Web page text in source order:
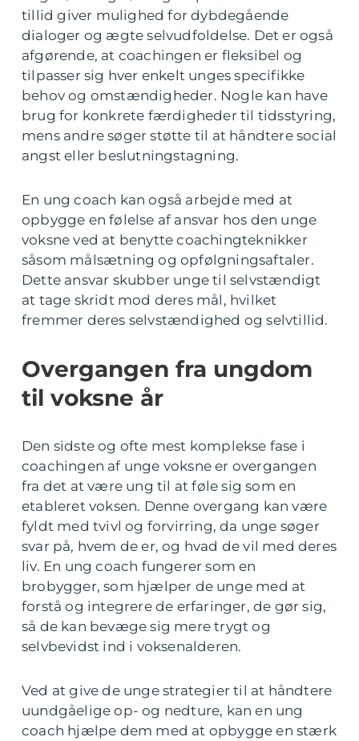
tillid giver mulighed for dybdegående
dialoger og ægte selvudfoldelse. Det er også
afgørende, at coachingen er fleksibel og
tilpasser sig hver enkelt unges specifikke
behov og omstændigheder. Nogle kan have
brug for konkrete færdigheder til tidsstyring,
mens andre søger støtte til at håndtere social
angst eller beslutningstagning.
En ung coach kan også arbejde med at
opbygge en følelse af ansvar hos den unge
voksne ved at benytte coachingteknikker
såsom målsætning og opfølgningsaftaler.
Dette ansvar skubber unge til selvstændigt
at tage skridt mod deres mål, hvilket
fremmer deres selvstændighed og selvtillid.
Overgangen fra ungdom
til voksne år
Den sidste og ofte mest komplekse fase i
coachingen af unge voksne er overgangen
fra det at være ung til at føle sig som en
etableret voksen. Denne overgang kan være
fyldt med tvivl og forvirring, da unge søger
svar på, hvem de er, og hvad de vil med deres
liv. En ung coach fungerer som en
brobygger, som hjælper de unge med at
forstå og integrere de erfaringer, de gør sig,
så de kan bevæge sig mere trygt og
selvbevidst ind i voksenalderen.
Ved at give de unge strategier til at håndtere
uundgåelige op- og nedture, kan en ung
coach hjælpe dem med at opbygge en stærk